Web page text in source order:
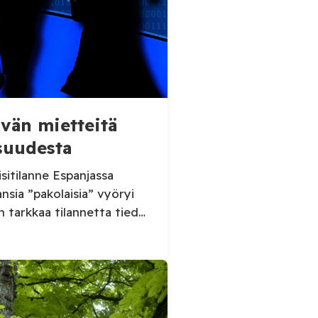
mietteitä
Espanjassa
”pakolaisia” vyöryi
tarkkaa tilannetta tiedä.
jo ilmeisimmin ohi,